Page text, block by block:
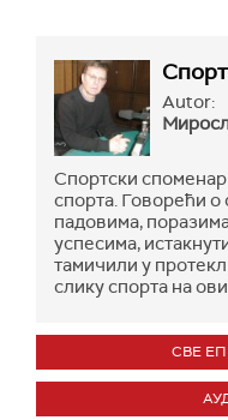
Autor:
Спортски споменар
спорта. Говорећи
падовима,
успесима,
тамичили у
слику спорта на
СВЕ